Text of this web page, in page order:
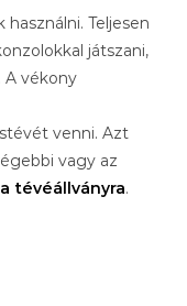
Teljesen
játszani,
A vékony
venni. Azt
vagy az
tévéállványra.